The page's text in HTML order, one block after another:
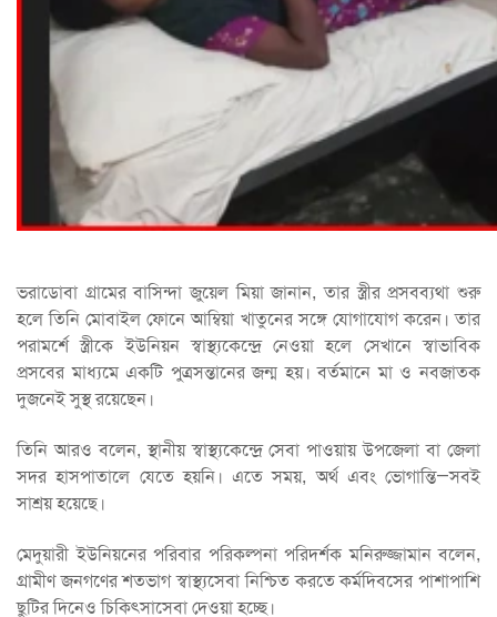
ভরাডোবা গ্রামের বাসিন্দা জুয়েল মিয়া জানান, তার স্ত্রীর প্রসবব্যথা শুরু
হলে তিনি মোবাইল ফোনে আম্বিয়া খাতুনের সঙ্গে যোগাযোগ করেন। তার
পরামর্শে স্ত্রীকে ইউনিয়ন স্বাস্থ্যকেন্দ্রে নেওয়া হলে সেখানে স্বাভাবিক
প্রসবের মাধ্যমে একটি পুত্রসন্তানের জন্ম হয়। বর্তমানে মা ও নবজাতক
দুজনেই সুস্থ রয়েছেন।
তিনি আরও বলেন, স্থানীয় স্বাস্থ্যকেন্দ্রে সেবা পাওয়ায় উপজেলা বা জেলা
সদর হাসপাতালে যেতে হয়নি। এতে সময়, অর্থ এবং ভোগান্তি—সবই
সাশ্রয় হয়েছে।
মেদুয়ারী ইউনিয়নের পরিবার পরিকল্পনা পরিদর্শক মনিরুজ্জামান বলেন,
গ্রামীণ জনগণের শতভাগ স্বাস্থ্যসেবা নিশ্চিত করতে কর্মদিবসের পাশাপাশি
ছুটির দিনেও চিকিৎসাসেবা দেওয়া হচ্ছে।